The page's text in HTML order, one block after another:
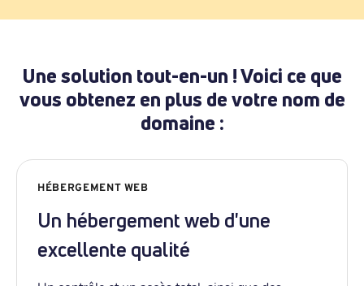
Une solution tout-en-un ! Voici ce que
vous obtenez en plus de votre nom de
domaine :
HÉBERGEMENT WEB
Un hébergement web d'une
excellente qualité